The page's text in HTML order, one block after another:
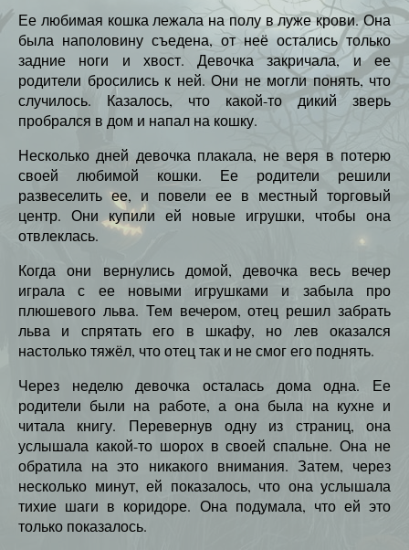
Ее любимая кошка лежала на полу в луже крови. Она
была наполовину съедена, от неё остались только
задние ноги и хвост. Девочка закричала, и ее
родители бросились к ней. Они не могли понять, что
случилось. Казалось, что какой-то дикий зверь
пробрался в дом и напал на кошку.
Несколько дней девочка плакала, не веря в потерю
своей любимой кошки. Ее родители решили
развеселить ее, и повели ее в местный торговый
центр. Они купили ей новые игрушки, чтобы она
отвлеклась.
Когда они вернулись домой, девочка весь вечер
играла с ее новыми игрушками и забыла про
плюшевого льва. Тем вечером, отец решил забрать
льва и спрятать его в шкафу, но лев оказался
настолько тяжёл, что отец так и не смог его поднять.
Через неделю девочка осталась дома одна. Ее
родители были на работе, а она была на кухне и
читала книгу. Перевернув одну из страниц, она
услышала какой-то шорох в своей спальне. Она не
обратила на это никакого внимания. Затем, через
несколько минут, ей показалось, что она услышала
тихие шаги в коридоре. Она подумала, что ей это
только показалось.